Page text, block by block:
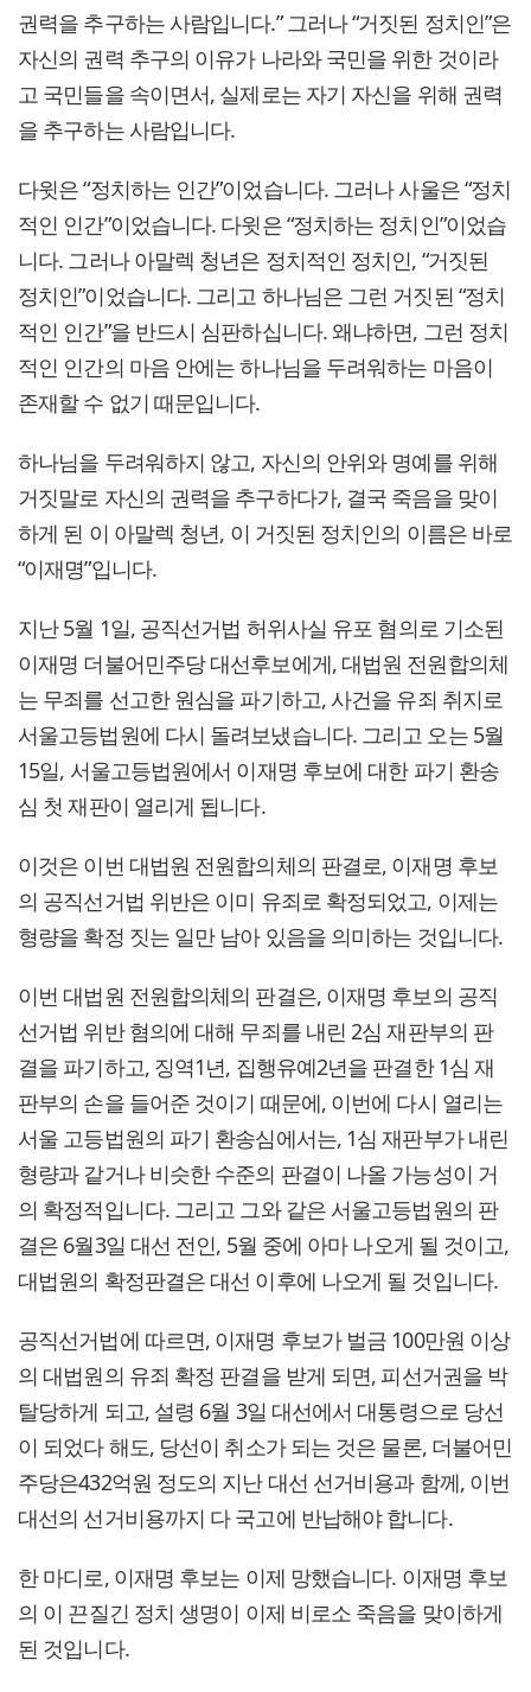
권력을 추구하는 사람입니다.” 그러나 “거짓된 정치인”은
자신의 권력 추구의 이유가 나라와 국민을 위한 것이라
고 국민들을 속이면서, 실제로는 자기 자신을 위해 권력
을 추구하는 사람입니다.
다윗은 “정치하는 인간”이었습니다. 그러나 사울은 “정치
적인 인간”이었습니다. 다윗은 “정치하는 정치인”이었습
니다. 그러나 아말렉 청년은 정치적인 정치인, “거짓된
정치인”이었습니다. 그리고 하나님은 그런 거짓된 “정치
적인 인간”을 반드시 심판하십니다. 왜냐하면, 그런 정치
적인 인간의 마음 안에는 하나님을 두려워하는 마음이
존재할 수 없기 때문입니다.
하나님을 두려워하지 않고, 자신의 안위와 명예를 위해
거짓말로 자신의 권력을 추구하다가, 결국 죽음을 맞이
하게 된 이 아말렉 청년, 이 거짓된 정치인의 이름은 바로
“이재명”입니다.
지난 5월 1일, 공직선거법 허위사실 유포 혐의로 기소된
이재명 더불어민주당 대선후보에게, 대법원 전원합의체
는 무죄를 선고한 원심을 파기하고, 사건을 유죄 취지로
서울고등법원에 다시 돌려보냈습니다. 그리고 오는 5월
15일, 서울고등법원에서 이재명 후보에 대한 파기 환송
심 첫 재판이 열리게 됩니다.
이것은 이번 대법원 전원합의체의 판결로, 이재명 후보
의 공직선거법 위반은 이미 유죄로 확정되었고, 이제는
형량을 확정 짓는 일만 남아 있음을 의미하는 것입니다.
이번 대법원 전원합의체의 판결은, 이재명 후보의 공직
선거법 위반 혐의에 대해 무죄를 내린 2심 재판부의 판
결을 파기하고, 징역1년, 집행유예2년을 판결한 1심 재
판부의 손을 들어준 것이기 때문에, 이번에 다시 열리는
서울 고등법원의 파기 환송심에서는, 1심 재판부가 내린
형량과 같거나 비슷한 수준의 판결이 나올 가능성이 거
의 확정적입니다. 그리고 그와 같은 서울고등법원의 판
결은 6월3일 대선 전인, 5월 중에 아마 나오게 될 것이고,
대법원의 확정판결은 대선 이후에 나오게 될 것입니다.
공직선거법에 따르면, 이재명 후보가 벌금 100만원 이상
의 대법원의 유죄 확정 판결을 받게 되면, 피선거권을 박
탈당하게 되고, 설령 6월 3일 대선에서 대통령으로 당선
이 되었다 해도, 당선이 취소가 되는 것은 물론, 더불어민
주당은432억원 정도의 지난 대선 선거비용과 함께, 이번
대선의 선거비용까지 다 국고에 반납해야 합니다.
한 마디로, 이재명 후보는 이제 망했습니다. 이재명 후보
의 이 끈질긴 정치 생명이 이제 비로소 죽음을 맞이하게
된 것입니다.